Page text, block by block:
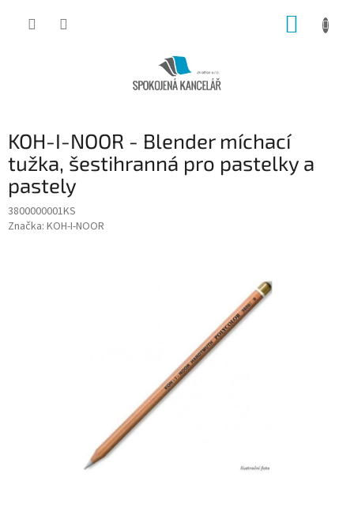
KOH-I-NOOR - Blender míchací
tužka, šestihranná pro pastelky a
pastely
3800000001KS
Značka: KOH-I-NOOR